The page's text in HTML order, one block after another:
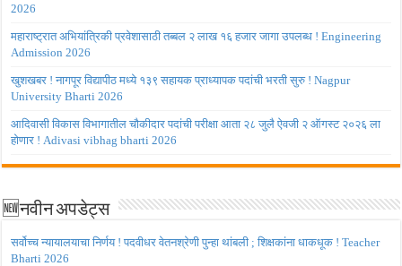
2026
महाराष्ट्रात अभियांत्रिकी प्रवेशासाठी तब्बल २ लाख १६ हजार जागा उपलब्ध ! Engineering
Admission 2026
खुशखबर ! नागपूर विद्यापीठ मध्ये १३९ सहायक प्राध्यापक पदांची भरती सुरु ! Nagpur
University Bharti 2026
आदिवासी विकास विभागातील चौकीदार पदांची परीक्षा आता २८ जुलै ऐवजी २ ऑगस्ट २०२६ ला
होणार ! Adivasi vibhag bharti 2026
🆕नवीन अपडेट्स
सर्वोच्च न्यायालयाचा निर्णय ! पदवीधर वेतनश्रेणी पुन्हा थांबली ; शिक्षकांना धाकधूक ! Teacher
Bharti 2026